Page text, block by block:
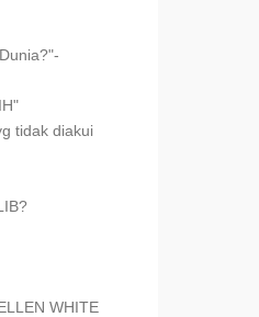
tidak diakui
WHITE